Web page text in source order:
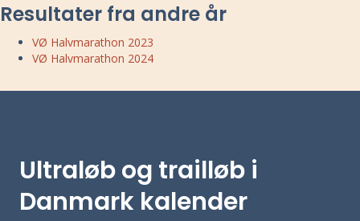
Resultater fra andre år
VØ Halvmarathon 2023
VØ Halvmarathon 2024
Ultraløb og trailløb i
Danmark kalender